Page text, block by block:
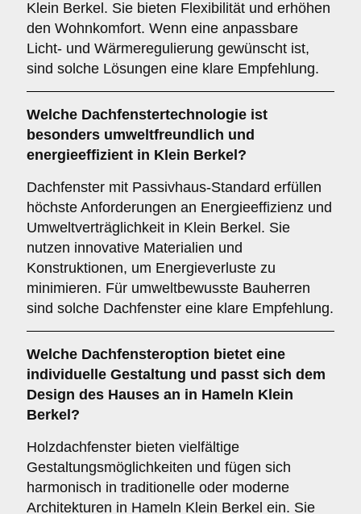
Klein Berkel. Sie bieten Flexibilität und erhöhen
den Wohnkomfort. Wenn eine anpassbare
Licht- und Wärmeregulierung gewünscht ist,
sind solche Lösungen eine klare Empfehlung.
Welche Dachfenstertechnologie ist
besonders umweltfreundlich und
energieeffizient in Klein Berkel?
Dachfenster mit Passivhaus-Standard erfüllen
höchste Anforderungen an Energieeffizienz und
Umweltverträglichkeit in Klein Berkel. Sie
nutzen innovative Materialien und
Konstruktionen, um Energieverluste zu
minimieren. Für umweltbewusste Bauherren
sind solche Dachfenster eine klare Empfehlung.
Welche Dachfensteroption bietet eine
individuelle Gestaltung und passt sich dem
Design des Hauses an in Hameln Klein
Berkel?
Holzdachfenster bieten vielfältige
Gestaltungsmöglichkeiten und fügen sich
harmonisch in traditionelle oder moderne
Architekturen in Hameln Klein Berkel ein. Sie